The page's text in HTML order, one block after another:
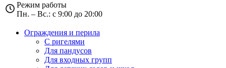
Режим работы
Пн. – Вс.: с 9:00 до 20:00
Ограждения и перила
С ригелями
Для пандусов
Для входных групп